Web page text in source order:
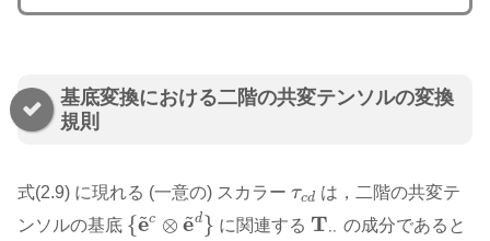
基底変換における二階の共変テンソルの変換
規則
式(2.9) に現れる (一意の) スカラー τcd
τcd は，二階の共変テ
ンソルの基底 {e
~c ⊗ e
~d}
{e~c ⊗e ~d} に関連するT⋅⋅
T⋅⋅
の成分であると